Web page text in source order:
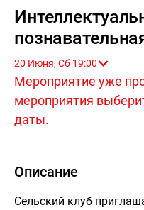
20 Июня, Сб 19:00
Мероприятие уже
мероприятия
даты.
Описание
Сельский клуб